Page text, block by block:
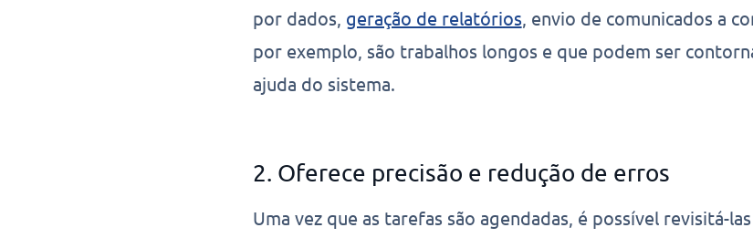
por dados, geração de relatórios, envio de comunicados a
por exemplo, são trabalhos longos e que podem ser
ajuda do sistema.
2. Oferece precisão e redução de erros
Uma vez que as tarefas são agendadas, é possível revisitá-